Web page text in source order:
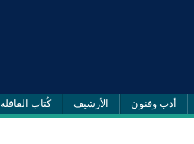
أدب وفنون الأرشيف كُتاب القافلة